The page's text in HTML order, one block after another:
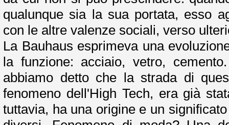
qualunque sia la sua portata, esso
con le altre valenze sociali, verso
La Bauhaus esprimeva una
la funzione: acciaio, vetro,
abbiamo detto che la strada di
fenomeno dell'High Tech, era già
tuttavia, ha una origine e un